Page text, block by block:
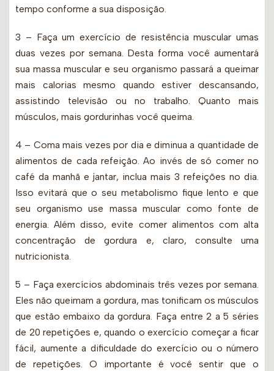
tempo conforme a sua disposição.
3 – Faça um exercício de resistência muscular umas
duas vezes por semana. Desta forma você aumentará
sua massa muscular e seu organismo passará a queimar
mais calorias mesmo quando estiver descansando,
assistindo televisão ou no trabalho. Quanto mais
músculos, mais gordurinhas você queima.
4 – Coma mais vezes por dia e diminua a quantidade de
alimentos de cada refeição. Ao invés de só comer no
café da manhã e jantar, inclua mais 3 refeições no dia.
Isso evitará que o seu metabolismo fique lento e que
seu organismo use massa muscular como fonte de
energia. Além disso, evite comer alimentos com alta
concentração de gordura e, claro, consulte uma
nutricionista.
5 – Faça exercícios abdominais três vezes por semana.
Eles não queimam a gordura, mas tonificam os músculos
que estão embaixo da gordura. Faça entre 2 a 5 séries
de 20 repetições e, quando o exercício começar a ficar
fácil, aumente a dificuldade do exercício ou o número
de repetições. O importante é você sentir que o